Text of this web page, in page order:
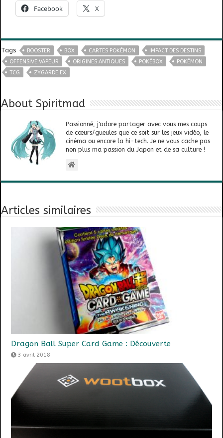
Facebook X
Tags BOOSTER BOX CARTES POKÉMON
IMPACT DES DESTINS
OFFENSIVE VAPEUR
ORIGINES ANTIQUES POKÉBOX
POKÉMON
TCG
ZYGARDE EX
About Spiritmad
Passionné, j'adore partager avec vous mes coups
de cœurs/gueules que ce soit sur les jeux vidéo, le
cinéma ou encore la hi-tech. Je ne vous cache pas
non plus ma passion du Japon et de sa culture !
Articles similaires
Dragon Ball Super Card Game : Découverte
3 avril 2018